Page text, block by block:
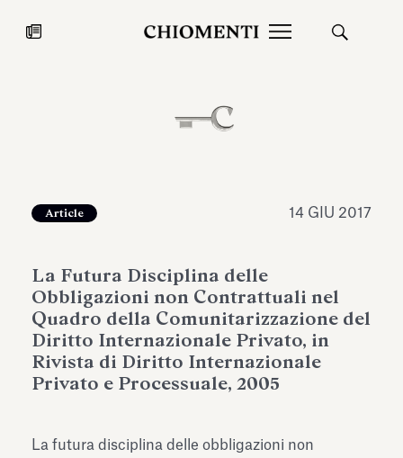
27 LUG 2026
Fondazione Torlonia inaugura la
mostra Marmora Romana
Torlonia
Chiomenti
Article 14 GIU 2017
La Futura Disciplina delle
Obbligazioni non Contrattuali nel
Quadro della Comunitarizzazione del
Diritto Internazionale Privato, in
Rivista di Diritto Internazionale
Privato e Processuale, 2005
La futura disciplina delle obbligazioni non